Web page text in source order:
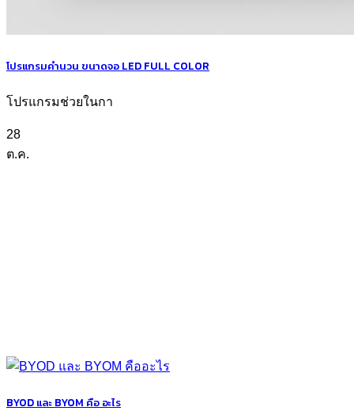
โปรแกรมคำนวน ขนาดจอ LED FULL COLOR
โปรแกรมช่วยในกา
28
ต.ค.
BYOD และ BYOM คือ อะไร